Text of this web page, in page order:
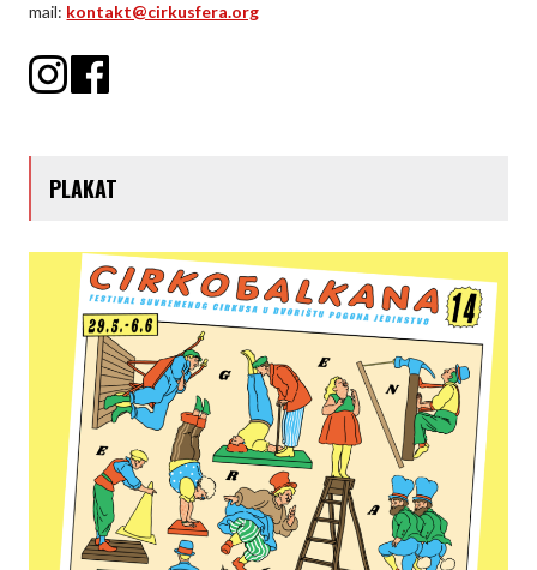
mail: kontakt@cirkusfera.org
PLAKAT